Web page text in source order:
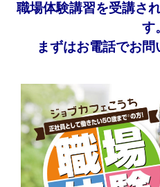
職場体験講習を受講さ
す
まずはお電話でお問